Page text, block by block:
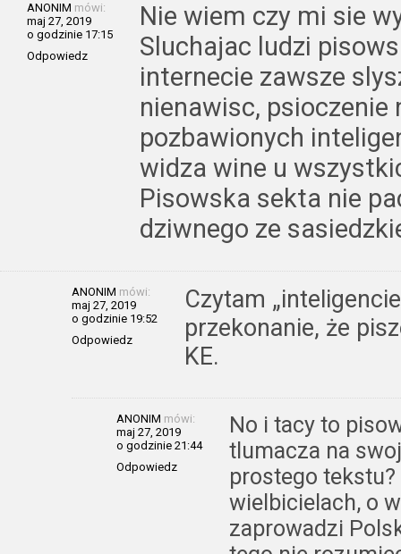
ANONIM mówi:
maj 27, 2019
o godzinie 17:15
Odpowiedz
Nie wiem czy mi sie
Sluchajac ludzi
internecie zawsze
nienawisc, psioczenie
pozbawionych
widza wine u
Pisowska sekta nie
dziwnego ze
ANONIM mówi:
maj 27, 2019
o godzinie 19:52
Odpowiedz
Czytam
przekonanie, że
KE.
ANONIM mówi:
maj 27, 2019
o godzinie 21:44
Odpowiedz
No i tacy to
tlumacza na
prostego
wielbicielach, o
zaprowadzi